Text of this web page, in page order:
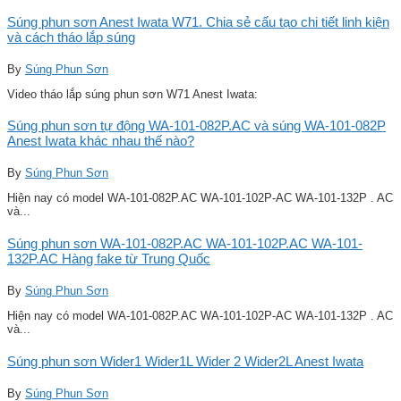
Súng phun sơn Anest Iwata W71. Chia sẻ cấu tạo chi tiết linh kiện
và cách tháo lắp súng
By Súng Phun Sơn
Video tháo lắp súng phun sơn W71 Anest Iwata:
Súng phun sơn tự động WA-101-082P.AC và súng WA-101-082P
Anest Iwata khác nhau thế nào?
By Súng Phun Sơn
Hiện nay có model WA-101-082P.AC WA-101-102P-AC WA-101-132P . AC
và...
Súng phun sơn WA-101-082P.AC WA-101-102P.AC WA-101-
132P.AC Hàng fake từ Trung Quốc
By Súng Phun Sơn
Hiện nay có model WA-101-082P.AC WA-101-102P-AC WA-101-132P . AC
và...
Súng phun sơn Wider1 Wider1L Wider 2 Wider2L Anest Iwata
By Súng Phun Sơn